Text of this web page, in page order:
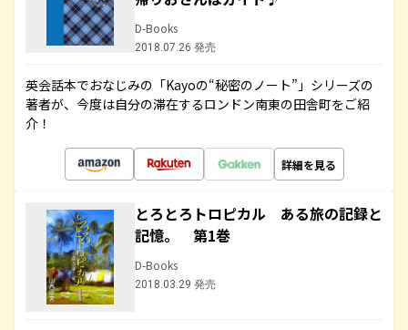
D-Books
2018.07.26 発売
英会話本でおなじみの「Kayoの“秘密のノート”」シリーズの
著者が、今度は自分の滞在するロンドン南東の田舎町をご紹
介！
詳細を見る
とろとろトロピカル ある旅の記録と
記憶。 第1巻
D-Books
2018.03.29 発売